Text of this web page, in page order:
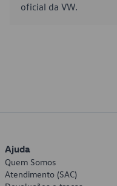
oficial da VW.
Ajuda
Quem Somos
Atendimento (SAC)